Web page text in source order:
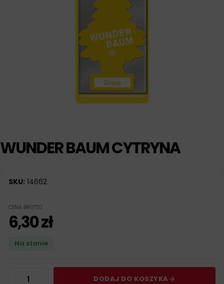
WUNDER BAUM CYTRYNA
SKU: 14662
CENA BRUTTO
6,30zł
Na stanie
DODAJ DO KOSZYKA